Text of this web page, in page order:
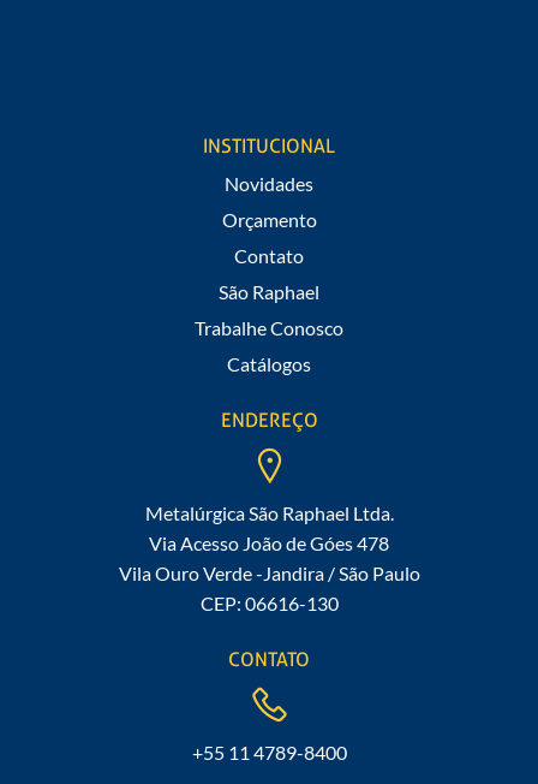
INSTITUCIONAL
Novidades
Orçamento
Contato
São Raphael
Trabalhe Conosco
Catálogos
ENDEREÇO
Metalúrgica São Raphael Ltda.
Via Acesso João de Góes 478
Vila Ouro Verde -Jandira / São Paulo
CEP: 06616-130
CONTATO
+55 11 4789-8400